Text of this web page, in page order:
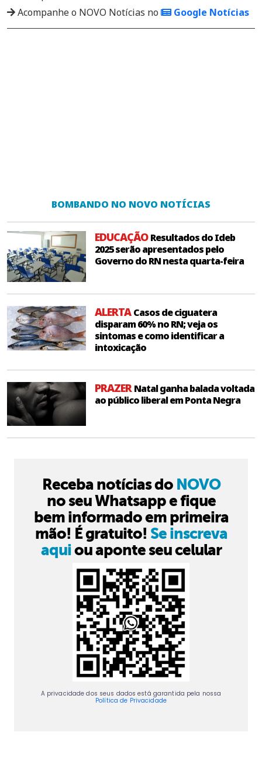
Acompanhe o NOVO Notícias no
Google Notícias
BOMBANDO NO NOVO NOTÍCIAS
EDUCAÇÃOResultados do Ideb
2025 serão apresentados pelo
Governo do RN nesta quarta-feira
ALERTACasos de ciguatera
disparam 60% no RN; veja os
sintomas e como identificar a
intoxicação
PRAZER Natal ganha balada voltada
ao público liberal em Ponta Negra
Receba notícias do NOVO
no seu Whatsapp e fique
bem informado em primeira
mão! É gratuito! Se inscreva
aquiou aponte seu celular
A privacidade dos seus dados está garantida pela nossa
Política de Privacidade